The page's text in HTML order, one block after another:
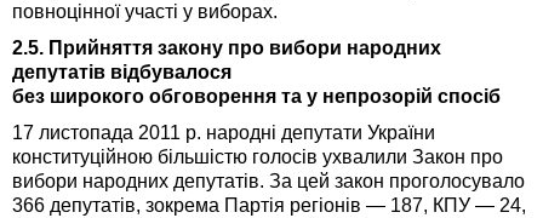
повноцінної участі у виборах.
2.5. Прийняття закону про вибори народних
депутатів відбувалося
без широкого обговорення та у непрозорій спосіб
17 листопада 2011 р. народні депутати України
конституційною більшістю голосів ухвалили Закон про
вибори народних депутатів. За цей закон проголосувало
366 депутатів, зокрема Партія регіонів — 187, КПУ — 24,